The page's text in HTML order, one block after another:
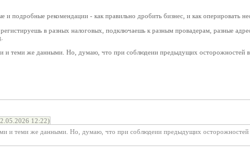
и подробные рекомендации - как правильно дробить бизнес, и как оперировать
в разных налоговых, подключаешь к разным провадерам, разные
и теми же данными. Но, думаю, что при соблюдеии предыдущих осторожностей
12:22)
и теми же данными. Но, думаю, что при соблюдеии предыдущих осторожностей